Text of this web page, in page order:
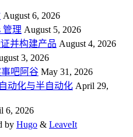
August 6, 2026
管理 August 5, 2026
并构建产品 August 4, 2026
3, 2026
吧阿谷 May 31, 2026
动化与半自动化 April 29,
6, 2026
by Hugo & LeaveIt